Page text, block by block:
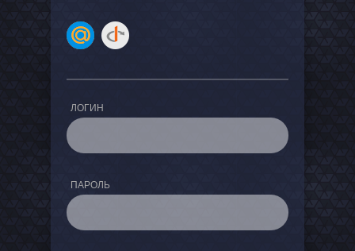
ЛОГИН
ПАРОЛЬ